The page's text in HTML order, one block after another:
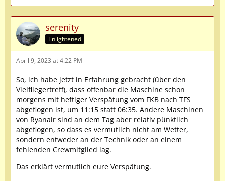
serenity
Enlightened
April 9, 2023 at 4:22 PM
So, ich habe jetzt in Erfahrung gebracht (über den
Vielfliegertreff), dass offenbar die Maschine schon
morgens mit heftiger Verspätung vom FKB nach TFS
abgeflogen ist, um 11:15 statt 06:35. Andere Maschinen
von Ryanair sind an dem Tag aber relativ pünktlich
abgeflogen, so dass es vermutlich nicht am Wetter,
sondern entweder an der Technik oder an einem
fehlenden Crewmitglied lag.
Das erklärt vermutlich eure Verspätung.